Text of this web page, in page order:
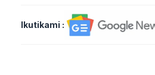
Ikutikami :